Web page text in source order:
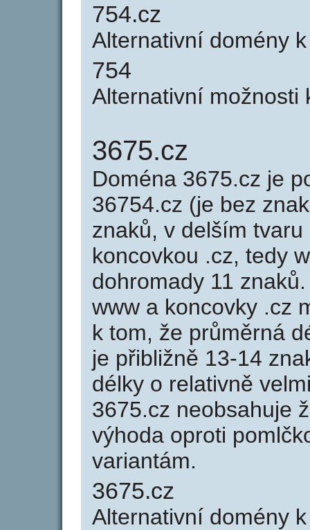
754.cz
Alternativní domény
754
Alternativní
3675.cz
Doména 3675.cz je
36754.cz (je bez
znaků, v delším
koncovkou .cz, tedy
dohromady 11
www a koncovky .cz
k tom, že průměrná
je přibližně 13-14
délky o relativně
3675.cz neobsahuje
výhoda oproti
variantám.
3675.cz
Alternativní domény